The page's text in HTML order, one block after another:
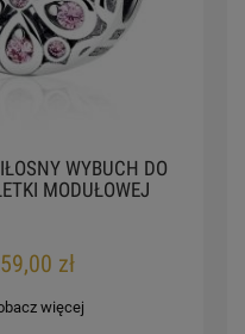
WYBUCH DO
MODUŁOWEJ
59,00 zł
więcej